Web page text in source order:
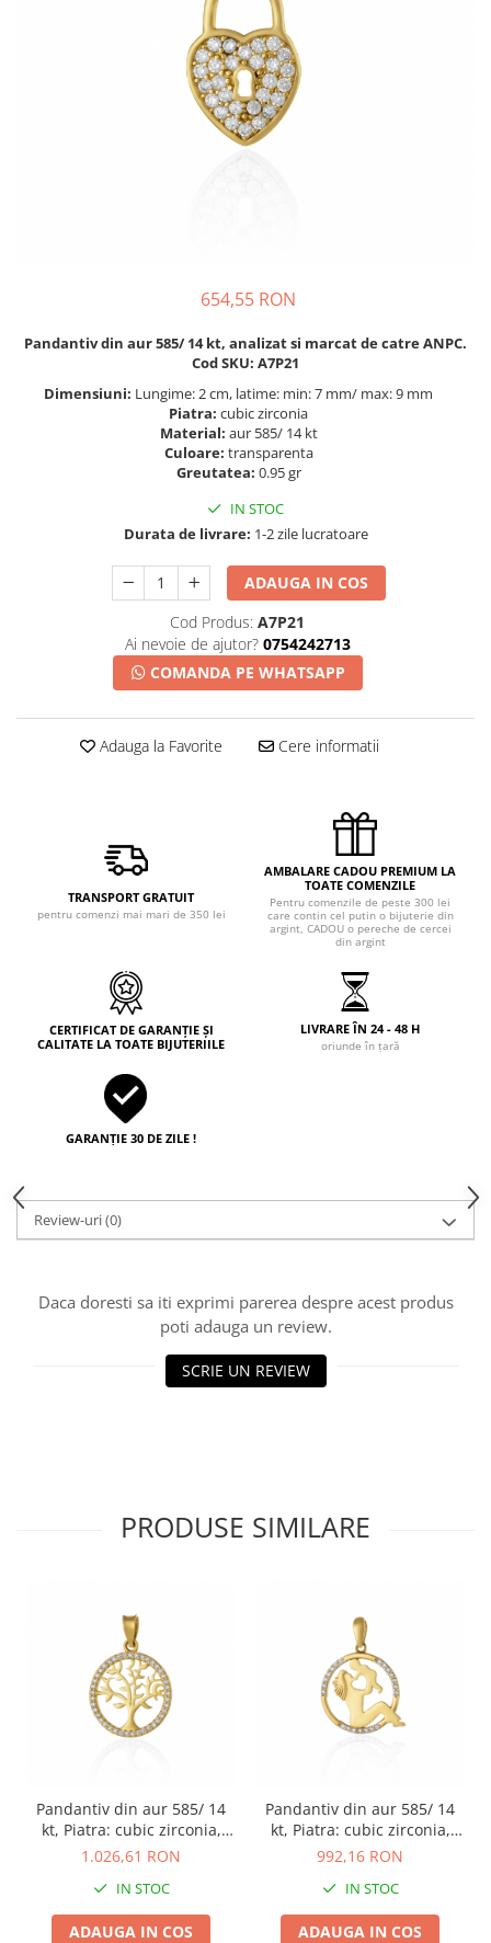
654,55 RON
Pandantiv din aur 585/ 14 kt, analizat si marcat de catre ANPC.
Cod SKU: A7P21
Dimensiuni: Lungime: 2 cm, latime: min: 7 mm/ max: 9 mm
Piatra: cubic zirconia
Material: aur 585/ 14 kt
Culoare: transparenta
Greutatea: 0.95 gr
IN STOC
Durata de livrare: 1-2 zile lucratoare
ADAUGA IN COS
Cod Produs: A7P21
Ai nevoie de ajutor? 0754242713
COMANDA PE WHATSAPP
Adauga la Favorite Cere informatii
TRANSPORT GRATUIT
pentru comenzi mai mari de 350 lei
AMBALARE CADOU PREMIUM LA
TOATE COMENZILE
Pentru comenzile de peste 300 lei
care contin cel putin o bijuterie din
argint, CADOU o pereche de cercei
din argint
CERTIFICAT DE GARANȚIE ȘI
CALITATE LA TOATE BIJUTERIILE
LIVRARE ÎN 24 - 48 H
oriunde în țară
GARANȚIE 30 DE ZILE !
Review-uri(0)
Daca doresti sa iti exprimi parerea despre acest produs
poti adauga un review.
SCRIE UN REVIEW
PRODUSE SIMILARE
Pandantiv din aur 585/ 14
kt, Piatra: cubic zirconia,
Culoare: transparenta
1.026,61 RON
IN STOC
ADAUGA IN COS
Pandantiv din aur 585/ 14
kt, Piatra: cubic zirconia,
Culoare: transparenta
992,16 RON
IN STOC
ADAUGA IN COS